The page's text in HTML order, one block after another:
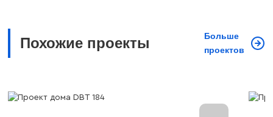
Похожие проекты
Больше
проектов